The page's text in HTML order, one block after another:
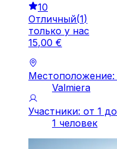
10
Отличный(1)
только у нас
15,00 €
Местоположение:
Valmiera
Участники: от 1
1 человек